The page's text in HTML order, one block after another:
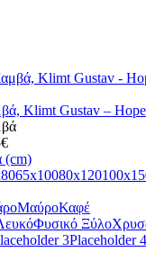
Klimt Gustav – Hope
€Price
range:
15.95€
119.95€
(cm)
65x10080x120
ΜαύροΚαφέ
Φυσικό Ξύλο
3Placeholder 4